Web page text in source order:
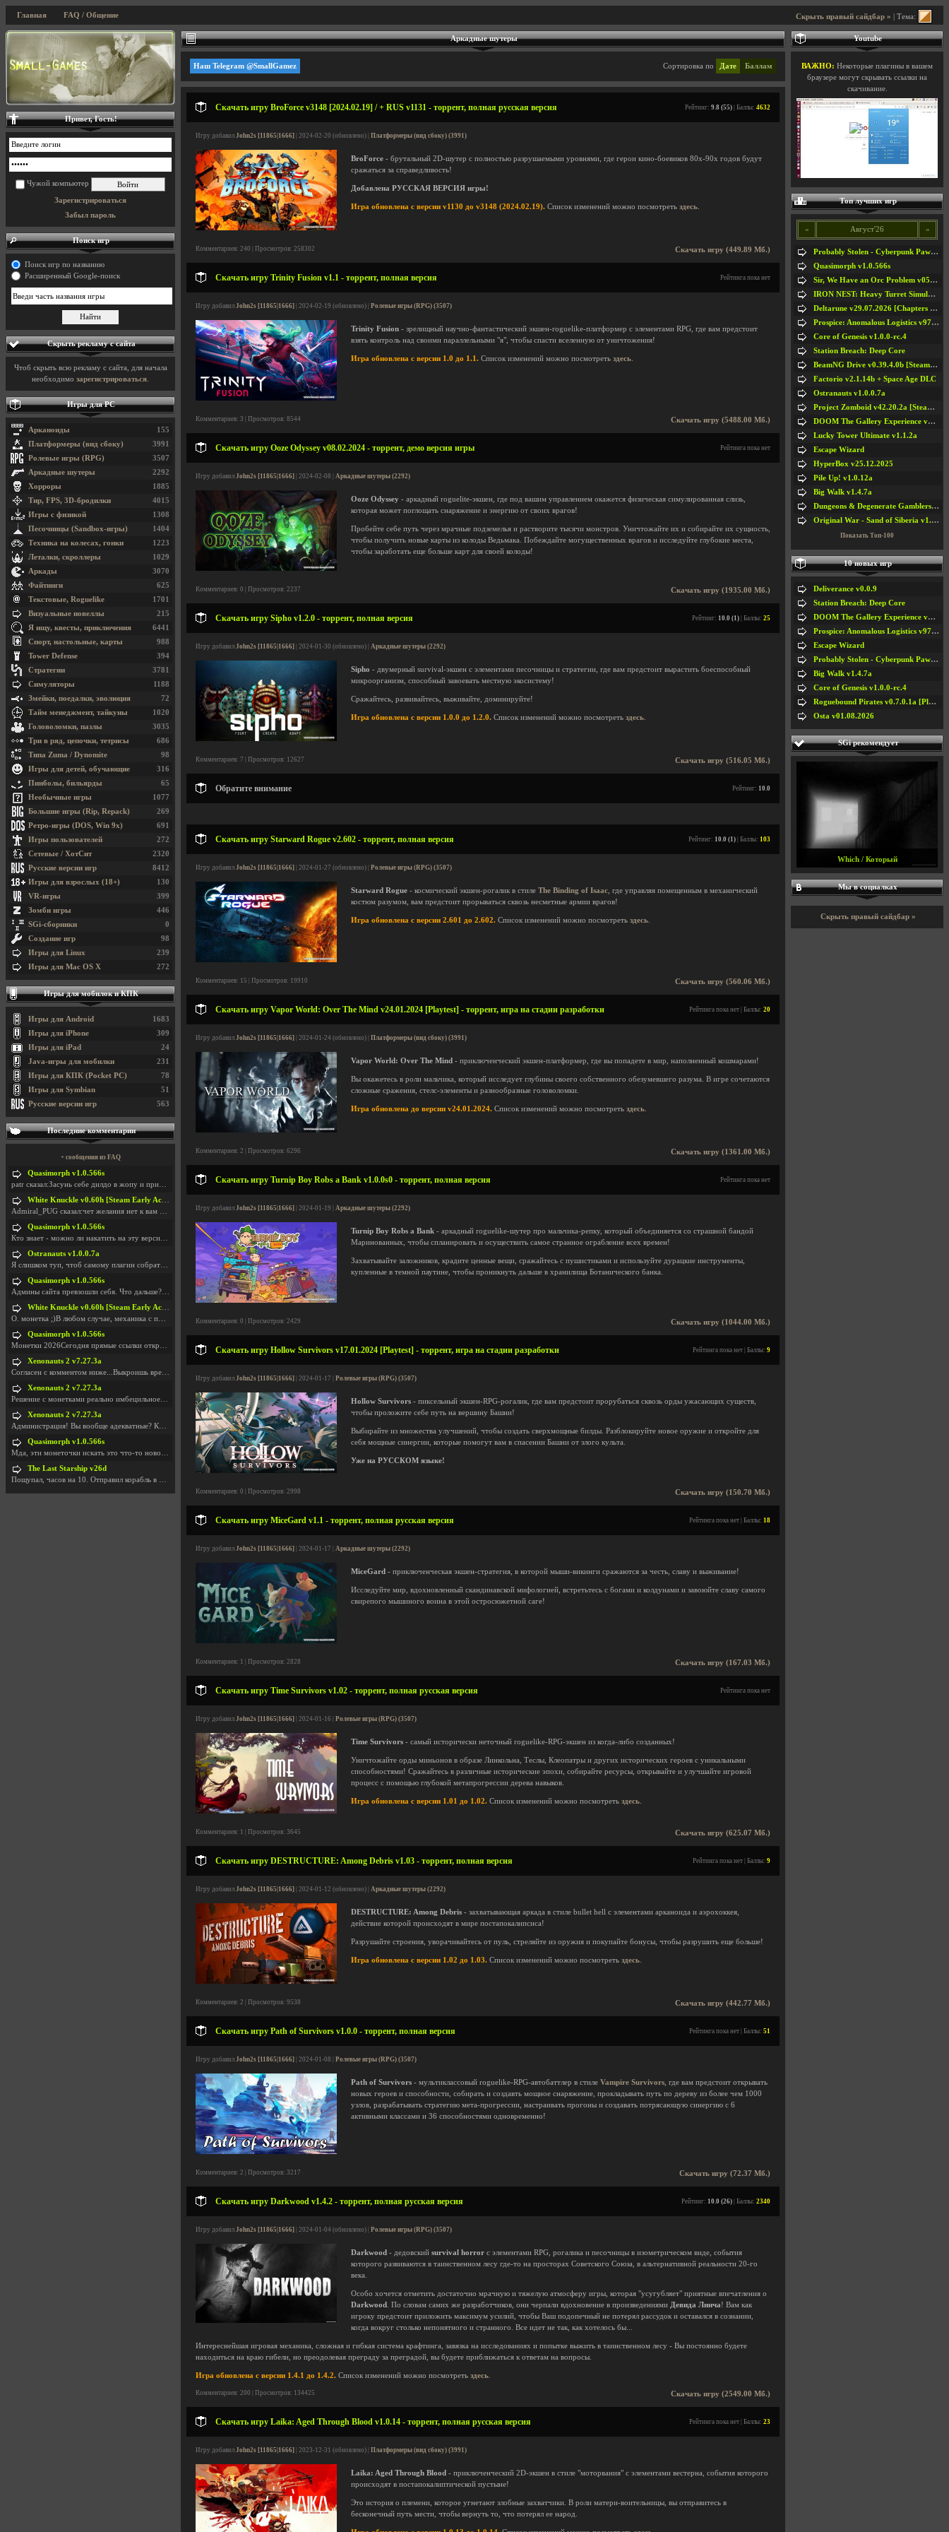
Скрыть правый сайдбар » | Тема:
Главная FAQ / Общение
Аркадные шутеры
Сортировка по Дате Баллам
Наш Telegram @SmallGamez
Скачать игру BroForce v3148 [2024.02.19] / + RUS v1131 - торрент, полная русская версия Рейтинг: 9.8 (55) | Баллы: 4632
Игру добавил John2s [11865|1666] | 2024-02-20 (обновлено) | Платформеры (вид сбоку) (3991)
BroForce - брутальный 2D-шутер с полностью разрушаемыми уровнями, где герои кино-боевиков 80х-90х годов будут
сражаться за справедливость!
Добавлена РУССКАЯ ВЕРСИЯ игры!
Игра обновлена с версии v1130 до v3148 (2024.02.19). Список изменений можно посмотреть здесь
Скачать игру (449.89 Мб.)
Комментариев: 240 | Просмотров: 258302
Скачать игру Trinity Fusion v1.1 - торрент, полная версия Рейтинга пока нет
Игру добавил John2s [11865|1666] | 2024-02-19 (обновлено) | Ролевые игры (RPG) (3507)
Trinity Fusion - зрелищный научно-фантастический экшен-roguelike-платформер с элементами RPG, где вам предстоит
взять контроль над своими параллельными "я", чтобы спасти вселенную от уничтожения!
Игра обновлена с версии 1.0 до 1.1. Список изменений можно посмотреть здесь
Скачать игру (5488.00 Мб.)
Комментариев: 3 | Просмотров: 8544
Скачать игру Ooze Odyssey v08.02.2024 - торрент, демо версия игры Рейтинга пока нет
Игру добавил John2s [11865|1666] | 2024-02-08 | Аркадные шутеры (2292)
Ooze Odyssey - аркадный roguelite-экшен, где под вашим управлением окажется физическая симулированная слизь,
которая может поглощать снаряжение и энергию от своих врагов!
Пробейте себе путь через мрачные подземелья и растворите тысячи монстров. Уничтожайте их и собирайте их сущность,
чтобы получить новые карты из колоды Ведьмака. Побеждайте могущественных врагов и исследуйте глубокие места,
чтобы заработать еще больше карт для своей колоды!
Скачать игру (1935.00 Мб.)
Комментариев: 0 | Просмотров: 2237
Скачать игру Sipho v1.2.0 - торрент, полная версия Рейтинг: 10.0 (1) | Баллы: 25
Игру добавил John2s [11865|1666] | 2024-01-30 (обновлено) | Аркадные шутеры (2292)
Sipho - двумерный survival-экшен с элементами песочницы и стратегии, где вам предстоит вырастить боеспособный
микроорганизм, способный завоевать местную экосистему!
Сражайтесь, развивайтесь, выживайте, доминируйте!
Игра обновлена с версии 1.0.0 до 1.2.0. Список изменений можно посмотреть здесь
Скачать игру (516.05 Мб.)
Комментариев: 7 | Просмотров: 12627
Обратите внимание Рейтинг: 10.0
Скачать игру Starward Rogue v2.602 - торрент, полная версия Рейтинг: 10.0 (1) | Баллы: 103
Игру добавил John2s [11865|1666] | 2024-01-27 (обновлено) | Ролевые игры (RPG) (3507)
Starward Rogue - космический экшен-рогалик в стиле The Binding of Isaac , где управляя помещенным в механический
костюм разумом, вам предстоит прорываться сквозь несметные армии врагов!
Игра обновлена с версии 2.601 до 2.602. Список изменений можно посмотреть здесь
Скачать игру (560.06 Мб.)
Комментариев: 15 | Просмотров: 19910
Скачать игру Vapor World: Over The Mind v24.01.2024 [Playtest] - торрент, игра на стадии разработки Рейтинга пока нет | Баллы: 20
Игру добавил John2s [11865|1666] | 2024-01-24 (обновлено) | Платформеры (вид сбоку) (3991)
Vapor World: Over The Mind - приключенческий экшен-платформер, где вы попадете в мир, наполненный кошмарами!
Вы окажетесь в роли мальчика, который исследует глубины своего собственного обезумевшего разума. В игре сочетаются
сложные сражения, стелс-элементы и разнообразные головоломки.
Игра обновлена до версии v24.01.2024. Список изменений можно посмотреть здесь
Скачать игру (1361.00 Мб.)
Комментариев: 2 | Просмотров: 6296
Скачать игру Turnip Boy Robs a Bank v1.0.0s0 - торрент, полная версия Рейтинга пока нет
Игру добавил John2s [11865|1666] | 2024-01-19 | Аркадные шутеры (2292)
Turnip Boy Robs a Bank - аркадный roguelike-шутер про мальчика-репку, который объединяется со страшной бандой
Маринованных, чтобы спланировать и осуществить самое странное ограбление всех времен!
Захватывайте заложников, крадите ценные вещи, сражайтесь с пушистиками и используйте дурацкие инструменты,
купленные в темной паутине, чтобы проникнуть дальше в хранилища Ботанического банка.
Скачать игру (1044.00 Мб.)
Комментариев: 0 | Просмотров: 2429
Скачать игру Hollow Survivors v17.01.2024 [Playtest] - торрент, игра на стадии разработки Рейтинга пока нет | Баллы: 9
Игру добавил John2s [11865|1666] | 2024-01-17 | Ролевые игры (RPG) (3507)
Hollow Survivors - пиксельный экшен-RPG-рогалик, где вам предстоит прорубаться сквозь орды ужасающих существ,
чтобы проложите себе путь на вершину Башни!
Выбирайте из множества улучшений, чтобы создать сверхмощные билды. Разблокируйте новое оружие и откройте для
себя мощные синергии, которые помогут вам в спасении Башни от злого культа.
Уже на РУССКОМ языке!
Скачать игру (150.70 Мб.)
Комментариев: 0 | Просмотров: 2998
Скачать игру MiceGard v1.1 - торрент, полная русская версия Рейтинга пока нет | Баллы: 18
Игру добавил John2s [11865|1666] | 2024-01-17 | Аркадные шутеры (2292)
MiceGard - приключенческая экшен-стратегия, в которой мыши-викинги сражаются за честь, славу и выживание!
Исследуйте мир, вдохновленный скандинавской мифологией, встретьтесь с богами и колдунами и завоюйте славу самого
свирепого мышиного воина в этой остросюжетной саге!
Скачать игру (167.03 Мб.)
Комментариев: 1 | Просмотров: 2828
Скачать игру Time Survivors v1.02 - торрент, полная русская версия Рейтинга пока нет
Игру добавил John2s [11865|1666] | 2024-01-16 | Ролевые игры (RPG) (3507)
Time Survivors - самый исторически неточный roguelike-RPG-экшен из когда-либо созданных!
Уничтожайте орды миньонов в образе Линкольна, Теслы, Клеопатры и других исторических героев с уникальными
способностями! Сражайтесь в различные исторические эпохи, собирайте ресурсы, открывайте и улучшайте игровой
процесс с помощью глубокой метапрогрессии дерева навыков.
Игра обновлена с версии 1.01 до 1.02. Список изменений можно посмотреть здесь
Скачать игру (625.07 Мб.)
Комментариев: 1 | Просмотров: 3645
Скачать игру DESTRUCTURE: Among Debris v1.03 - торрент, полная версия Рейтинга пока нет | Баллы: 9
Игру добавил John2s [11865|1666] | 2024-01-12 (обновлено) | Аркадные шутеры (2292)
DESTRUCTURE: Among Debris - захватывающая аркада в стиле bullet hell с элементами арканоида и аэрохоккея,
действие которой происходят в мире постапокалипсиса!
Разрушайте строения, уворачивайтесь от пуль, стреляйте из оружия и покупайте бонусы, чтобы разрушить еще больше!
Игра обновлена с версии 1.02 до 1.03. Список изменений можно посмотреть здесь
Скачать игру (442.77 Мб.)
Комментариев: 2 | Просмотров: 9538
Скачать игру Path of Survivors v1.0.0 - торрент, полная версия Рейтинга пока нет | Баллы: 51
Игру добавил John2s [11865|1666] | 2024-01-08 | Ролевые игры (RPG) (3507)
Path of Survivors - мультиклассовый roguelike-RPG-автобаттлер в стиле Vampire Survivors , где вам предстоит открывать
новых героев и способности, собирать и создавть мощное снаряжение, прокладывать путь по дереву из более чем 1000
узлов, разрабатывать стратегию мета-прогрессии, настраивать прогоны и создавать потрясающую синергию с 6
активными классами и 36 способностями одновременно!
Скачать игру (72.37 Мб.)
Комментариев: 2 | Просмотров: 3217
Скачать игру Darkwood v1.4.2 - торрент, полная русская версия Рейтинг: 10.0 (26) | Баллы: 2340
Игру добавил John2s [11865|1666] | 2024-01-04 (обновлено) | Ролевые игры (RPG) (3507)
Darkwood - дедовский survival horror с элементами RPG, рогалика и песочницы в изометрическом виде, события
которого развиваются в таинственном лесу где-то на просторах Советского Союза, в альтернативной реальности 20-го
века.
Особо хочется отметить достаточно мрачную и тяжелую атмосферу игры, которая "усугубляет" приятные впечатления о
Darkwood
. По словам самих же разработчиков, они черпали вдохновение в произведениями Девида Линча! Вам как
игроку предстоит приложить максимум усилий, чтобы Ваш подопечный не потерял рассудок и оставался в сознании,
когда вокруг столько непонятного и странного. Все идет не так, как хотелось бы...
Интереснейшая игровая механика, сложная и гибкая система крафтинга, завязка на исследованиях и попытке выжить в таинственном лесу - Вы постоянно будете
находиться на краю гибели, но преодолевая преграду за преградой, вы будете приближаться к ответам на вопросы.
Игра обновлена с версии 1.4.1 до 1.4.2. Список изменений можно посмотреть здесь
Скачать игру (2549.00 Мб.)
Комментариев: 200 | Просмотров: 134425
Скачать игру Laika: Aged Through Blood v1.0.14 - торрент, полная русская версия Рейтинга пока нет | Баллы: 23
Игру добавил John2s [11865|1666] | 2023-12-31 (обновлено) | Платформеры (вид сбоку) (3991)
Laika: Aged Through Blood - приключенческий 2D-экшен в стиле "моторвания" с элементами вестерна, события которого
происходят в постапокалиптической пустыне!
Это история о племени, которое угнетают злобные захватчики. В роли матери-воительницы, вы отправитесь в
бесконечный путь мести, чтобы вернуть то, что потерял ее народ.
Привет, Гость!
Чужой компьютер
Зарегистрироваться
Забыл пароль
Поиск игр
Поиск игр по названию
Расширенный Google-поиск
Скрыть рекламу с сайта
Чтоб скрыть всю рекламу с сайта, для начала
необходимо зарегистрироваться
Игры для PC
155
Арканоиды
3991
Платформеры (вид сбоку)
3507
Ролевые игры (RPG)
2292
Аркадные шутеры
1885
Хорроры
4015
Тир, FPS, 3D-бродилки
1308
Игры с физикой
1404
Песочницы (Sandbox-игры)
1223
Техника на колесах, гонки
1029
Леталки, скроллеры
3070
Аркады
625
Файтинги
1701
Текстовые, Roguelike
215
Визуальные новеллы
6441
Я ищу, квесты, приключения
988
Спорт, настольные, карты
394
Tower Defense
3781
Стратегии
1188
Симуляторы
72
Змейки, поедалки, эволюция
1020
Тайм менеджмент, тайкуны
3035
Головоломки, пазлы
686
Три в ряд, цепочки, тетрисы
98
Типа Zuma / Dynomite
316
Игры для детей, обучающие
65
Пинболы, бильярды
1077
Необычные игры
269
Большие игры (Rip, Repack)
691
Ретро-игры (DOS, Win 9x)
272
Игры пользователей
2320
Сетевые / ХотСит
8412
Русские версии игр
130
Игры для взрослых (18+)
399
VR-игры
446
Зомби игры
0
SGi-сборники
98
Создание игр
239
Игры для Linux
272
Игры для Mac OS X
Игры для мобилок и КПК
1683
Игры для Android
309
Игры для iPhone
24
Игры для iPad
231
Java-игры для мобилки
78
Игры для КПК (Pocket PC)
51
Игры для Symbian
563
Русские версии игр
Последние комментарии
+ сообщения из FAQ
Quasimorph v1.0.566s
patr сказал:Засунь себе дилдо в жопу и пришли фотк
White Knuckle v0.60h [Steam Early Access]
Admiral_PUG сказал:чет желания нет к вам сюда захо
Quasimorph v1.0.566s
Кто знает - можно ли накатить на эту версию моды?
Ostranauts v1.0.0.7a
Я слишком туп, чтоб самому плагин собрать. И что-т
Quasimorph v1.0.566s
Админы сайта превзошли себя. Что дальше? Засунь се
White Knuckle v0.60h [Steam Early Access]
О. монетка ;)В любом случае, механика с поиском мо
Quasimorph v1.0.566s
Монетки 2026Сегодня прямые ссылки открываются посл
Xenonauts 2 v7.27.3a
Согласен с комментом ниже...Выкроишь время чтобы з
Xenonauts 2 v7.27.3a
Решение с монетками реально имбецильное. Как сдела
Xenonauts 2 v7.27.3a
Администрация! Вы вообще адекватные? Какие монетки
Quasimorph v1.0.566s
Мда, эти монеточки искать это что-то новое в сфере
The Last Starship v26d
Пощупал, часов на 10. Отправил корабль в другую Га
Youtube
ВАЖНО: Некоторые плагины в вашем
браузере могут скрывать ссылки на
скачивание.
Топ лучших игр
« Август'26 »
Probably Stolen - Cyberpunk Pawnshop Simulator v048c [Playtest]
Quasimorph v1.0.566s
Sir, We Have an Orc Problem v05.08.2026
IRON NEST: Heavy Turret Simulator v1.0a
Deltarune v29.07.2026 [Chapters 1-5] / + RUS [Chapters 1-5]
Prospice: Anomalous Logistics v97 [Playtest]
Core of Genesis v1.0.0-rc.4
Station Breach: Deep Core
BeamNG Drive v0.39.4.0b [Steam Early Access]
Factorio v2.1.14b + Space Age DLC
Ostranauts v1.0.0.7a
Project Zomboid v42.20.2a [Steam Early Access]
DOOM The Gallery Experience v1.4.2
Lucky Tower Ultimate v1.1.2a
Escape Wizard
HyperBox v25.12.2025
Pile Up! v1.0.12a
Big Walk v1.4.7a
Dungeons & Degenerate Gamblers v2.0.2a
Original War - Sand of Siberia v1.6.30
Показать Топ-100
10 новых игр
Deliverance v0.0.9
Station Breach: Deep Core
DOOM The Gallery Experience v1.4.2
Prospice: Anomalous Logistics v97 [Playtest]
Escape Wizard
Probably Stolen - Cyberpunk Pawnshop Simulator v048c [Playtest]
Big Walk v1.4.7a
Core of Genesis v1.0.0-rc.4
Roguebound Pirates v0.7.0.1a [Playtest]
Osta v01.08.2026
SGi рекомендует
Which / Который
Мы в социалках
Скрыть правый сайдбар »